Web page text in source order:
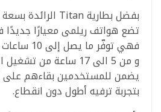
تضع هواتف ريلمى معيارًا جديدًا
فهي توفّر
و من 5 الى 17 ساعة من
يضمن للمستخدمين بقاءهم على
بتجربة ترفيه أطول دون انقطاع.